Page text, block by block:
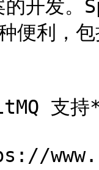
的开发
种便
支持